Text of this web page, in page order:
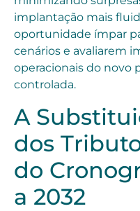
implantação mais
oportunidade ímpar
cenários e avaliarem
operacionais do novo
controlada.
A
dos
do
a 2032